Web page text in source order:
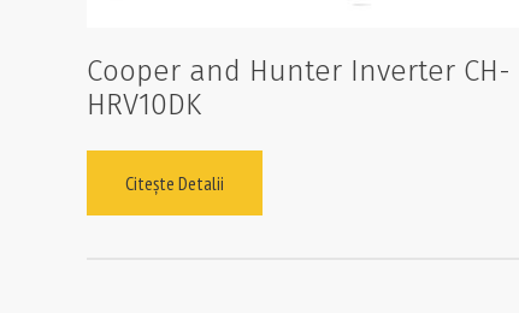
Cooper and Hunter Inverter CH-
HRV10DK
Citește Detalii